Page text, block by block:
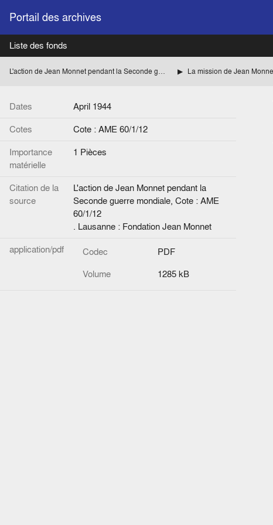
Portail des archives
Liste des fonds
L'action de Jean Monnet pendant la Seconde guerre mondiale
Dates
April 1944
Cotes
Cote : AME 60/1/12
Importance
matérielle
1 Pièces
Citation de la
source
L'action de Jean Monnet pendant la
Seconde guerre mondiale, Cote : AME
60/1/12
. Lausanne : Fondation Jean Monnet
application/pdf
Codec
PDF
Volume
1285 kB